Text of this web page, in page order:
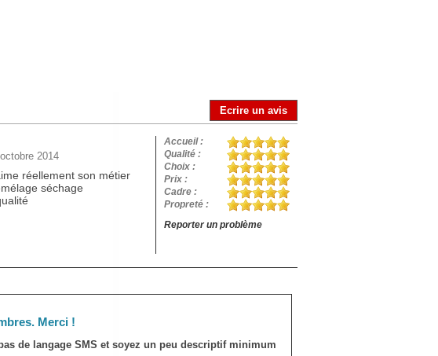
Ecrire un avis
2014
réellement son métier
séchage
Accueil :
Qualité :
Choix :
Prix :
Cadre :
Propreté :
Reporter un problème
Merci !
de langage SMS et soyez un peu descriptif minimum